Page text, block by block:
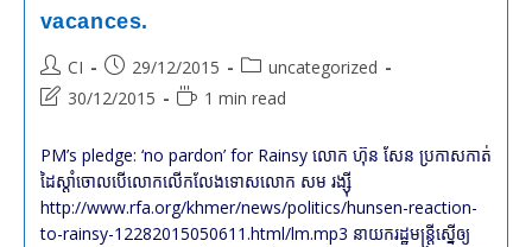
En
Surfant
Sur
vacances.
Post
author:
CI
Post
published:
29/12/2015
Post
category:
uncategorized
Post
modified:
30/12/2015
Reading1 min read
PM’s pledge: ‘no pardon’ for Rainsy លោក ហ៊ុន សែន ប្រកាស​កាត់​
ដៃ​ស្ដាំ​ចោល​បើ​លោក​លើក​លែង​ទោស​លោក សម រង្ស៊ី
http://www.rfa.org/khmer/news/politics/hunsen-reaction-
to-rainsy-12282015050611.html/lm.mp3 នាយករដ្ឋមន្រ្តី​ស្នើ​ឲ្យ